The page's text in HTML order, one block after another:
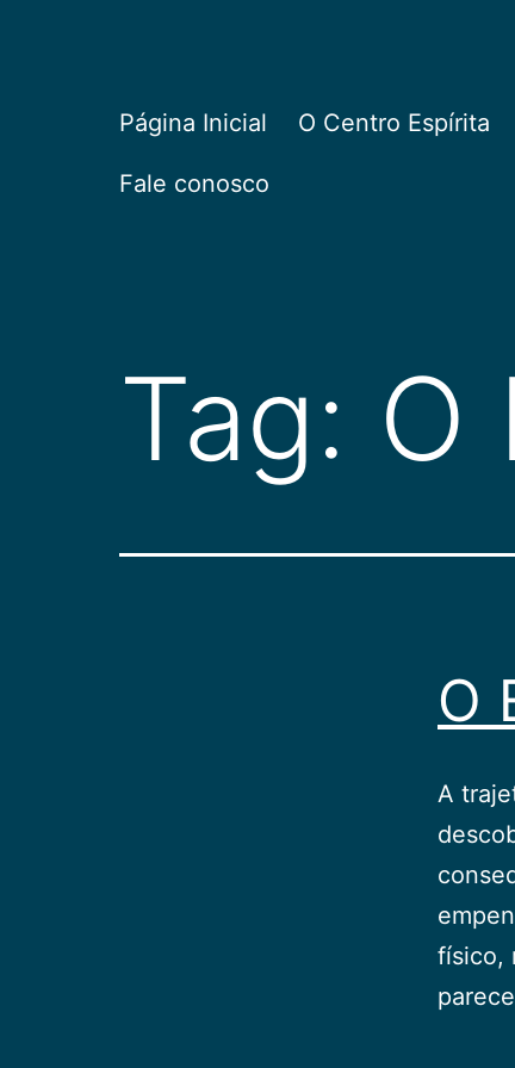
CEPAC
Página Inicial O Centro Espírita
Fale conosco
Tag: O
O
A
físico,